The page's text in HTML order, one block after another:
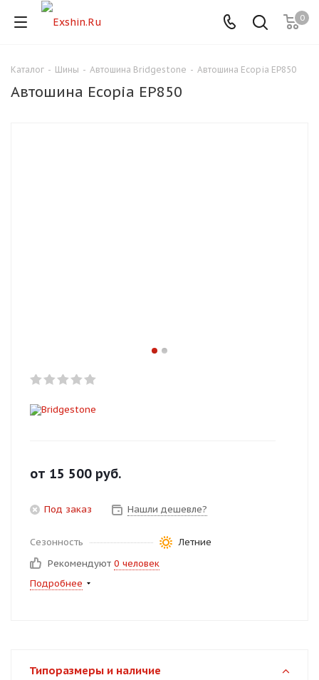
0
Каталог - Шины - Автошина Bridgestone - Автошина Ecopia EP850
Автошина Ecopia EP850
от 15 500 руб.
Под заказ Нашли дешевле?
Сезонность
Летние
Рекомендуют 0 человек
Подробнее
Типоразмеры и наличие
Для клиентов всех банков
Оплачивайте сегодня только
Получайте товар
% будут
с вашей карты
по25%каждые 2 недели